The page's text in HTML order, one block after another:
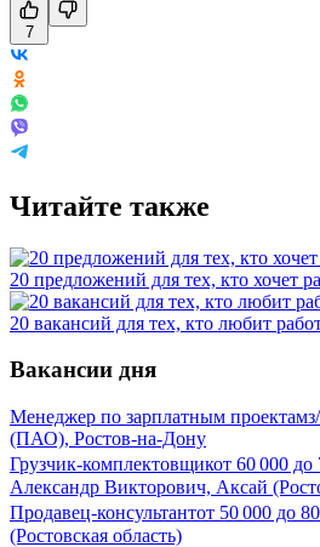
7
Читайте также
20 предложений для тех, кто хочет
20 вакансий для тех, кто любит
Вакансии дня
Менеджер по зарплатным проектам
(ПАО), Ростов-на-Дону
Грузчик-комплектовщикот 60 000 до
Александр Викторович, Аксай
Продавец-консультантот 50 000 до
(Ростовская область)